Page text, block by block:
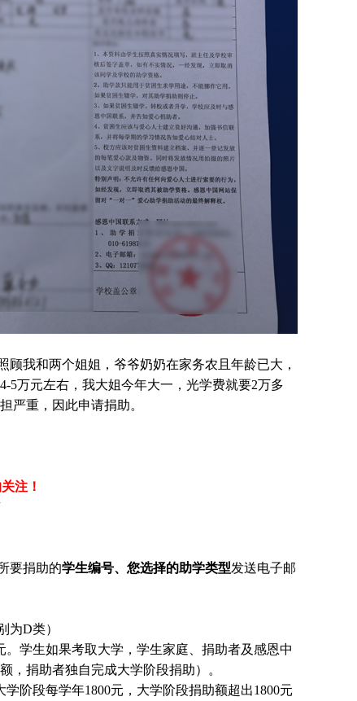
我和两个姐姐，爷爷奶奶在家务农且年龄已大，
5万元左右，我大姐今年大一，光学费就要2万多
严重，因此申请捐助。
注！
要捐助的学生编号、您选择的助学类型发送电子邮
为D类）
学生如果考取大学， 学生家庭、捐助者及感恩中
，捐助者独自完成大学阶段捐助）。
阶段每学年1800元，大学阶段捐助额超出1800元